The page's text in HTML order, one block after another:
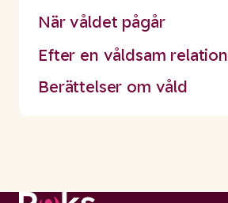
När våldet pågår
Efter en våldsam relation
Berättelser om våld